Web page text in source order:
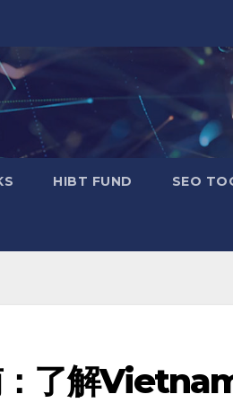
​HIBT FUND​ SEO
了解